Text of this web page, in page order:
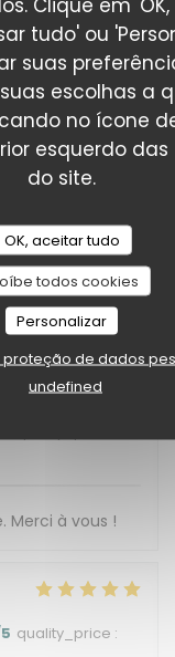
tudo' ou
suas
escolhas a
no ícone
esquerdo
do site.
OK, aceitar tudo
todos cookies
Personalizar
proteção de dados
undefined
les autres, le
à l'écoute de
conseille à tous
grand plaisir.
la qualité
délicieux
Merci à vous !
quality_price :